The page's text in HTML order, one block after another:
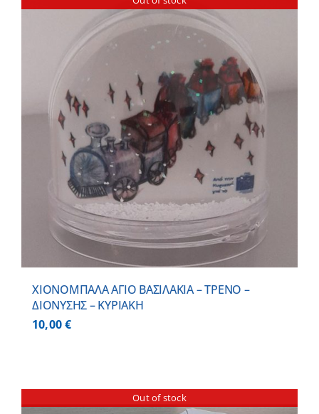
ΧΙΟΝΟΜΠΑΛΑ ΑΓΙΟ ΒΑΣΙΛΑΚΙΑ – ΤΡΕΝΟ –
ΔΙΟΝΥΣΗΣ – ΚΥΡΙΑΚΗ
10,00€
Out of stock